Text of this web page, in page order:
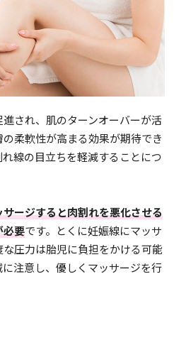
され、肌のターンオーバーが活
柔軟性が高まる効果が期待でき
線の目立ちを軽減することにつ
ージすると肉割れを悪化させる
必要です。とくに妊娠線にマッサ
圧力は胎児に負担をかける可能
注意し、優しくマッサージを行